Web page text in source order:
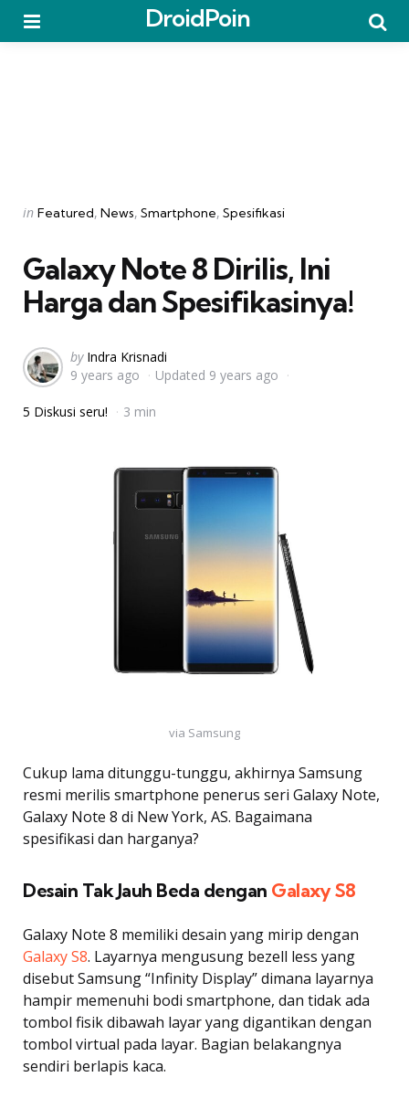
DroidPoin
Categories
Posted
in Featured News Smartphone Spesifikasi
Galaxy Note 8 Dirilis, Ini
Harga dan Spesifikasinya!
Posted
by
by Indra Krisnadi
9 years ago
Updated 9 years ago
5 Diskusi seru! 3 min
via Samsung
Cukup lama ditunggu-tunggu, akhirnya Samsung
resmi merilis smartphone penerus seri Galaxy Note,
Galaxy Note 8 di New York, AS. Bagaimana
spesifikasi dan harganya?
Desain Tak Jauh Beda dengan Galaxy S8
Galaxy Note 8 memiliki desain yang mirip dengan
Galaxy S8. Layarnya mengusung bezell less yang
disebut Samsung “Infinity Display” dimana layarnya
hampir memenuhi bodi smartphone, dan tidak ada
tombol fisik dibawah layar yang digantikan dengan
tombol virtual pada layar. Bagian belakangnya
sendiri berlapis kaca.